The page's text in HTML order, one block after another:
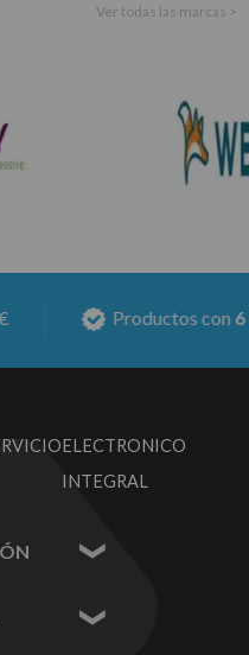
Ver todas las marcas >
Productos con6
ELECTRONICO
INTEGRAL